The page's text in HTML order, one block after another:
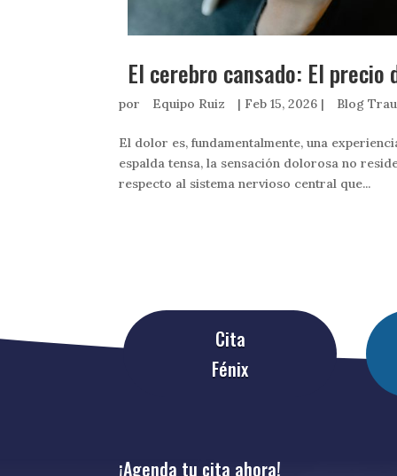
El cerebro cansado: El
por Equipo Ruiz | Feb 15, 2026 | Blog
El dolor es, fundamentalmente, una
espalda tensa, la sensación dolorosa no
respecto al sistema nervioso central que...
Cita
Fénix
¡Agenda tu cita ahora!